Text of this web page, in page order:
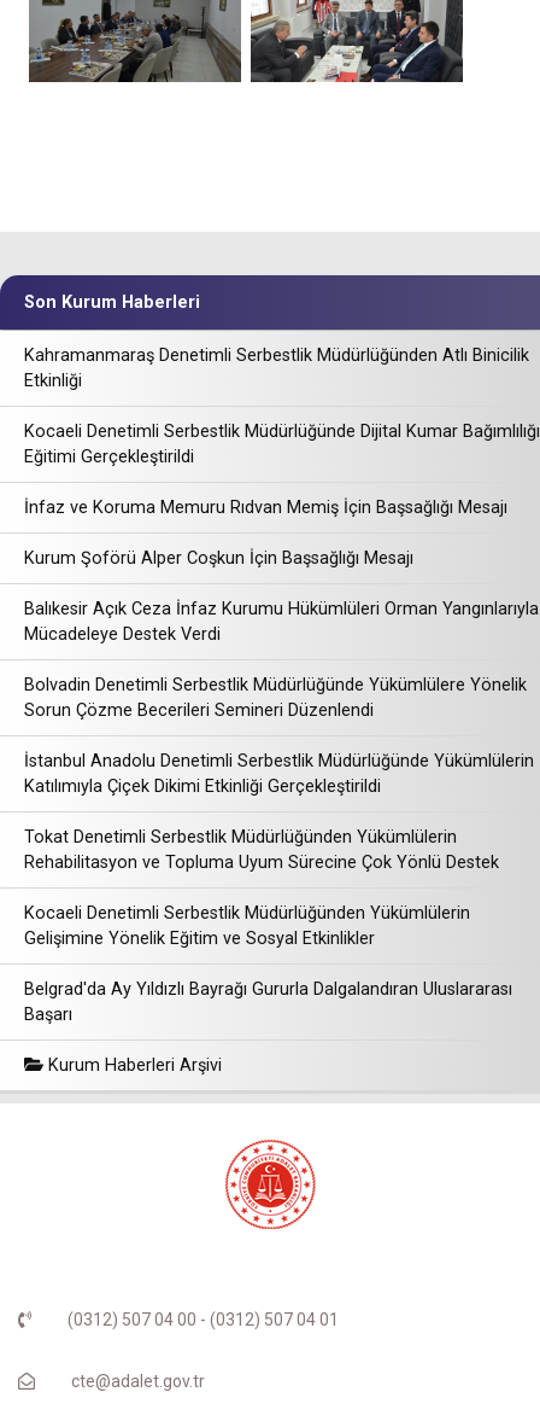
Son Kurum Haberleri
Kahramanmaraş Denetimli Serbestlik Müdürlüğünden Atlı Binicilik
Etkinliği
Kocaeli Denetimli Serbestlik Müdürlüğünde Dijital Kumar Bağımlılığı
Eğitimi Gerçekleştirildi
İnfaz ve Koruma Memuru Rıdvan Memiş İçin Başsağlığı Mesajı
Kurum Şoförü Alper Coşkun İçin Başsağlığı Mesajı
Balıkesir Açık Ceza İnfaz Kurumu Hükümlüleri Orman Yangınlarıyla
Mücadeleye Destek Verdi
Bolvadin Denetimli Serbestlik Müdürlüğünde Yükümlülere Yönelik
Sorun Çözme Becerileri Semineri Düzenlendi
İstanbul Anadolu Denetimli Serbestlik Müdürlüğünde Yükümlülerin
Katılımıyla Çiçek Dikimi Etkinliği Gerçekleştirildi
Tokat Denetimli Serbestlik Müdürlüğünden Yükümlülerin
Rehabilitasyon ve Topluma Uyum Sürecine Çok Yönlü Destek
Kocaeli Denetimli Serbestlik Müdürlüğünden Yükümlülerin
Gelişimine Yönelik Eğitim ve Sosyal Etkinlikler
Belgrad'da Ay Yıldızlı Bayrağı Gururla Dalgalandıran Uluslararası
Başarı
Kurum Haberleri Arşivi
(0312) 507 04 00 - (0312) 507 04 01
cte@adalet.gov.tr